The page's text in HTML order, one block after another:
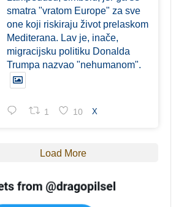
smatra "vratom Europe" za sve
one koji riskiraju život prelaskom
Mediterana. Lav je, inače,
migracijsku politiku Donalda
Trumpa nazvao "nehumanom".
1 10 X
Load More